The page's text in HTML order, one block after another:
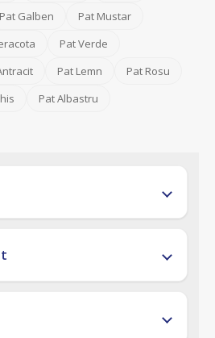
Pat Galben
Pat Mustar
Pat Verde
Pat Lemn
Pat Rosu
Pat Albastru